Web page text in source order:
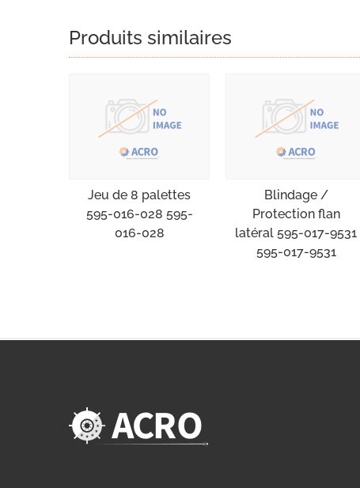
Produits similaires
Jeu de 8 palettes
595-016-028 595-
016-028
Blindage /
Protection flan
latéral 595-017-9531
595-017-9531